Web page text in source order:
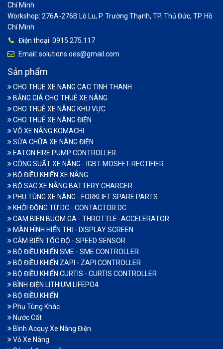
Chí Minh
Workshop: 276A-276B Lò Lu, P. Trường Thạnh, TP. Thủ Đức, TP. Hồ
Chí Minh
Điện thoại: 0915.275.117
Email: solutions.oes@gmail.com
Sản phẩm
CHO THUE XE NANG CAC TINH THANH
BẢNG GIÁ CHO THUÊ XE NÂNG
CHO THUÊ XE NÂNG KHU VỰC
CHO THUÊ XE NÂNG ĐIỆN
VỎ XE NÂNG KOMACHI
SỬA CHỮA XE NÂNG ĐIỆN
EATON FIRE PUMP CONTROLLER
CÔNG SUẤT XE NÂNG - IGBT-MOSFET-RECTIFIER
BỘ ĐIỀU KHIỂN XE NÂNG
BỘ SẠC XE NÂNG BATTERY CHARGER
PHỤ TÙNG XE NÂNG - FORKLIFT SPARE PARTS
KHỞI ĐỘNG TỪ DC - CONTACTOR DC
CAM BIEN BUOM GA - THROTTLE -ACCELERATOR
MÀN HÌNH HIỂN THỊ - DISPLAY SCREEN
CẢM BIẾN TỐC ĐỘ - SPEED SENSOR
BỘ ĐIỀU KHIỂN SME - SME CONTROLLER
BỘ ĐIỀU KHIỂN ZAPI - ZAPI CONTROLLER
BỘ ĐIỀU KHIỂN CURTIS - CURTIS CONTROLLER
BÌNH ĐIỆN LITHIUM LIFEPO4
BỘ ĐIỀU KHIỂN
Phụ Tùng Khác
Nước Cất
Bình Acquy Xe Nâng Điện
Vỏ Xe Nâng